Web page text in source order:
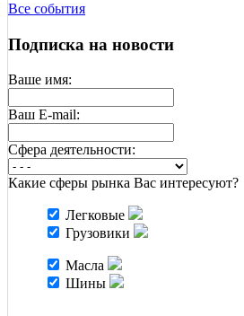
Все события
Подписка на новости
Ваше имя:
Ваш E-mail:
Cфера деятельности:
Какие сферы рынка Вас интересуют?
Легковые
Грузовики
Масла
Шины